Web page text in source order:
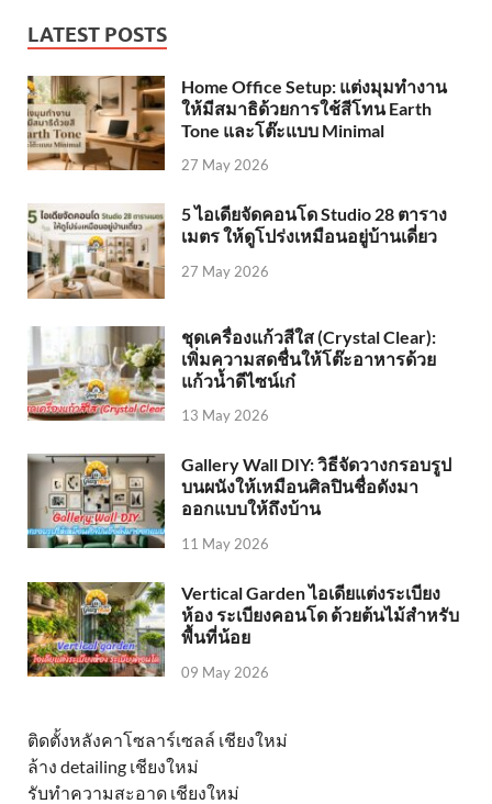
LATEST POSTS
Home Office Setup: แต่งมุมทำงาน
ให้มีสมาธิด้วยการใช้สีโทน Earth
Tone และโต๊ะแบบ Minimal
27 May 2026
5 ไอเดียจัดคอนโด Studio 28 ตาราง
เมตร ให้ดูโปร่งเหมือนอยู่บ้านเดี่ยว
27 May 2026
ชุดเครื่องแก้วสีใส (Crystal Clear):
เพิ่มความสดชื่นให้โต๊ะอาหารด้วย
แก้วน้ำดีไซน์เก๋
13 May 2026
Gallery Wall DIY: วิธีจัดวางกรอบรูป
บนผนังให้เหมือนศิลปินชื่อดังมา
ออกแบบให้ถึงบ้าน
11 May 2026
Vertical Garden ไอเดียแต่งระเบียง
ห้อง ระเบียงคอนโด ด้วยต้นไม้สำหรับ
พื้นที่น้อย
09 May 2026
ติดตั้งหลังคาโซลาร์เซลล์ เชียงใหม่
ล้าง detailing เชียงใหม่
รับทำความสะอาด เชียงใหม่